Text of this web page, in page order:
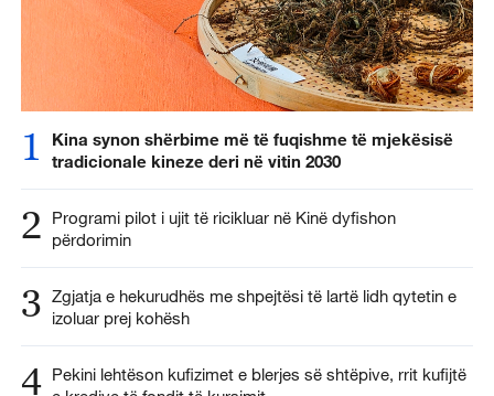
1
Kina synon shërbime më të fuqishme të mjekësisë
tradicionale kineze deri në vitin 2030
2
Programi pilot i ujit të ricikluar në Kinë dyfishon
përdorimin
3 Zgjatja e hekurudhës me shpejtësi të lartë lidh qytetin e
izoluar prej kohësh
4 Pekini lehtëson kufizimet e blerjes së shtëpive, rrit kufijtë